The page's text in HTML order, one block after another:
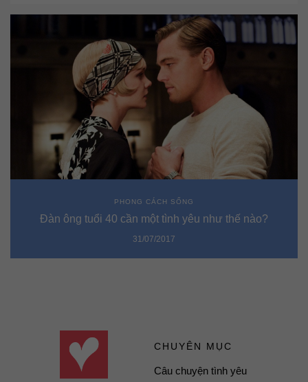
PHONG CÁCH SỐNG
Đàn ông tuổi 40 cần một tình yêu như thế nào?
31/07/2017
CHUYÊN MỤC
Câu chuyện tình yêu